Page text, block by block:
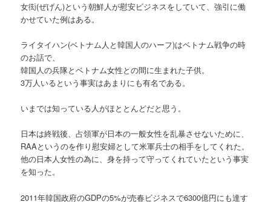
女衒(ぜげん)という朝鮮人が慰安ビジネスをしていて、強引に働
かせていた例はある。
ライタイハン(ベトナム人と韓国人のハーフ)はベトナム戦争の時
のお話で、
韓国人の兵隊とベトナム女性との間に生まれた子供。
3万人いるという事実はあまりにも有名である。
いまでは知っている人がほととんどだと思う。
日本は終戦後、占領軍が日本の一般女性を乱暴させないために、
RAAというのを作り慰安婦として米軍兵士の相手をしてくれた。
他の日本人女性の為に、身を持って守ってくれていたという事実
を知った。
2011年韓国政府のGDPの5%が売春ビジネスで6300億円にも達す